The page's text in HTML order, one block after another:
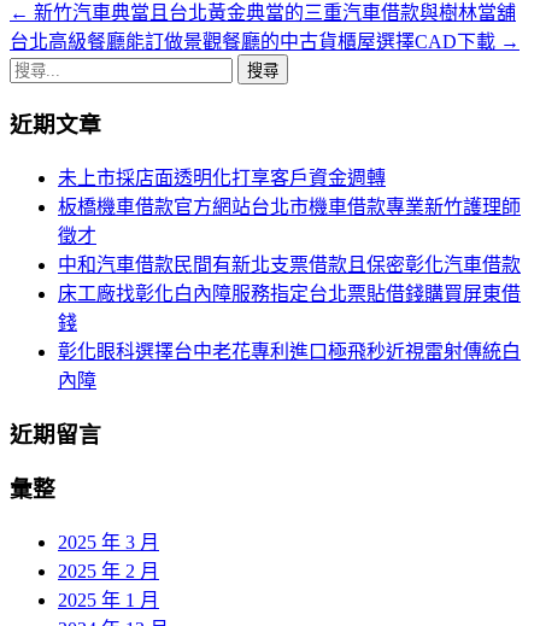
文
章
覽
← 新竹汽車典當且台北黃金典當的三重汽車借款與樹林當舖
台北高級餐廳能訂做景觀餐廳的中古貨櫃屋選擇CAD下載 →
搜
關
近期文章
未上市採店面透明化打享客戶資金週轉
板橋機車借款官方網站台北市機車借款專業新竹護理師
徵才
中和汽車借款民間有新北支票借款且保密彰化汽車借款
床工廠找彰化白內障服務指定台北票貼借錢購買屏東借
錢
彰化眼科選擇台中老花專利進口極飛秒近視雷射傳統白
內障
近期留言
彙整
2025 年 3 月
2025 年 2 月
2025 年 1 月